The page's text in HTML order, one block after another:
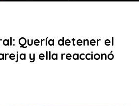
Quería detener el
y ella reaccionó